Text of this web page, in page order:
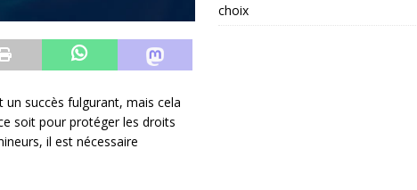
un succès fulgurant, mais cela
soit pour protéger les droits
il est nécessaire
choix